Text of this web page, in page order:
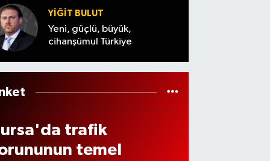
(7
YİĞİT BULUT
Yeni, güçlü, büyük,
cihanşümul Türkiye
trafik
temel